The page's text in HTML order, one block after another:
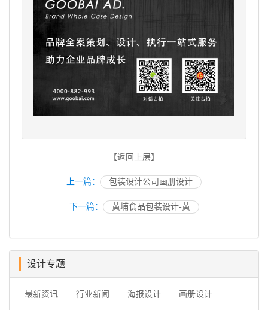
【返回上层】
上一篇： 包装设计公司画册设计
下一篇： 黄埔食品包装设计-黄
设计专题
最新资讯 行业新闻 海报设计 画册设计